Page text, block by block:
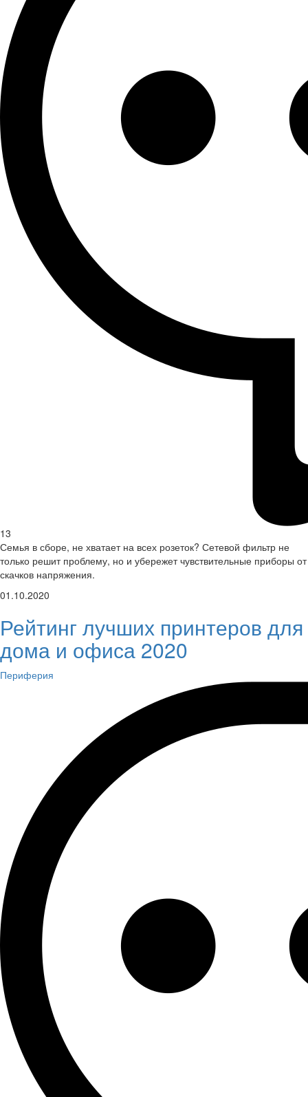
13
Семья в сборе, не хватает на всех розеток? Сетевой фильтр не
только решит проблему, но и убережет чувствительные приборы от
скачков напряжения.
01.10.2020
Рейтинг лучших принтеров для
дома и офиса 2020
Периферия